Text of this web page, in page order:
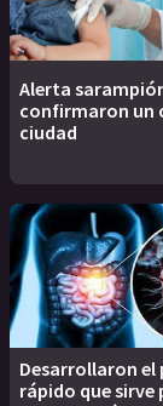
Alerta
confirmaron un
ciudad
Desarrollaron el
rápido que sirve